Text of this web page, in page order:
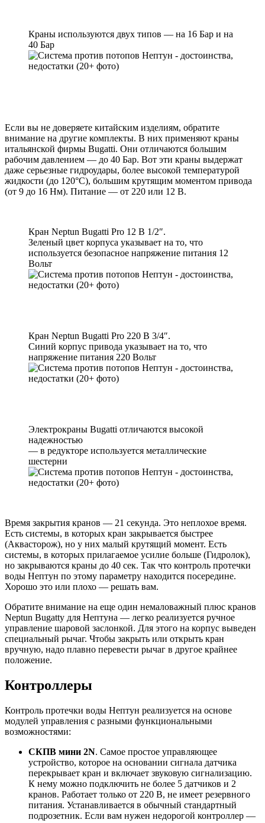
Краны используются двух типов — на 16 Бар и на
40 Бар
Если вы не доверяете китайским изделиям, обратите
внимание на другие комплекты. В них применяют краны
итальянской фирмы Bugatti. Они отличаются большим
рабочим давлением — до 40 Бар. Вот эти краны выдержат
даже серьезные гидроудары, более высокой температурой
жидкости (до 120°С), большим крутящим моментом привода
(от 9 до 16 Нм). Питание — от 220 или 12 В.
Кран Neptun Bugatti Pro 12 B 1/2″.
Зеленый цвет корпуса указывает на то, что
используется безопасное напряжение питания 12
Вольт
Кран Neptun Bugatti Pro 220 B 3/4″.
Синий корпус привода указывает на то, что
напряжение питания 220 Вольт
Электрокраны Bugatti отличаются высокой
надежностью
— в редукторе используется металлические
шестерни
Время закрытия кранов — 21 секунда. Это неплохое время.
Есть системы, в которых кран закрывается быстрее
(Аквасторож), но у них малый крутящий момент. Есть
системы, в которых прилагаемое усилие больше (Гидролок),
но закрываются краны до 40 сек. Так что контроль протечки
воды Нептун по этому параметру находится посередине.
Хорошо это или плохо — решать вам.
Обратите внимание на еще один немаловажный плюс кранов
Neptun Bugatty для Нептуна — легко реализуется ручное
управление шаровой заслонкой. Для этого на корпус выведен
специальный рычаг. Чтобы закрыть или открыть кран
вручную, надо плавно перевести рычаг в другое крайнее
положение.
Контроллеры
Контроль протечки воды Нептун реализуется на основе
модулей управления с разными функциональными
возможностями:
СКПВ мини 2N. Самое простое управляющее
устройство, которое на основании сигнала датчика
перекрывает кран и включает звуковую сигнализацию.
К нему можно подключить не более 5 датчиков и 2
кранов. Работает только от 220 В, не имеет резервного
питания. Устанавливается в обычный стандартный
подрозетник. Если вам нужен недорогой контроллер —